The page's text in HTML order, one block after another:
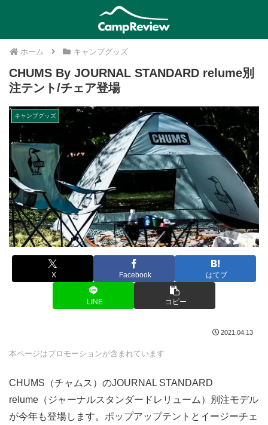
ホーム キャンプグッズ
CHUMS By JOURNAL STANDARD relume別
注テント/チェア登場
キャンプグッズ
X Facebook はてブ
LINE コピー
2021.04.13
本ページはプロモーションが含まれています
CHUMS（チャムス）のJOURNAL STANDARD
relume（ジャーナルスタンダードレリューム）別注モデル
が今年も登場します。ポップアップテントとイージーチェ